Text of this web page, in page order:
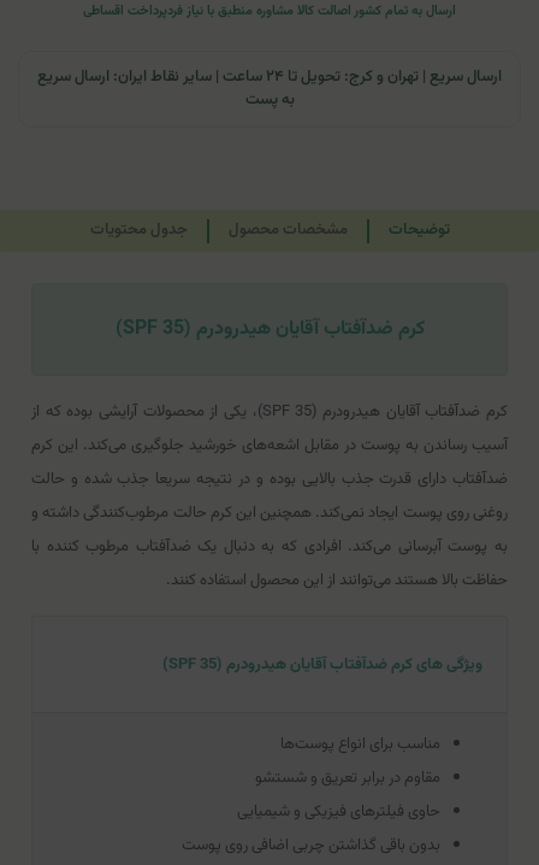
ارسال به تمام کشوراصالت کالا مشاوره منطبق با نیاز فردپرداخت اقساطی
ارسال سریع | تهران و کرج: تحویل تا ۲۴ ساعت | سایر نقاط ایران: ارسال سریع
به پست
توضیحات مشخصات محصول جدول محتویات
کرم ضدآفتاب آقایان هیدرودرم (SPF 35)
کرم ضدآفتاب آقایان هیدرودرم (SPF 35)، یکی از محصولات آرایشی بوده که از
آسیب رساندن به پوست در مقابل اشعه‌های خورشید جلوگیری می‌کند. این کرم
ضدآفتاب دارای قدرت جذب بالایی بوده و در نتیجه سریعا جذب شده و حالت
روغنی روی پوست ایجاد نمی‌کند. همچنین این کرم حالت مرطوب‌کنندگی داشته و
به پوست آبرسانی می‌کند. افرادی که به دنبال یک ضدآفتاب مرطوب کننده با
حفاظت بالا هستند می‌توانند از این محصول استفاده کنند.
ویژگی های کرم ضدآفتاب آقایان هیدرودرم (SPF 35)
مناسب برای انواع پوست‌ها
مقاوم در برابر تعریق و شستشو
حاوی فیلترهای فیزیکی و شیمیایی
بدون باقی گذاشتن چربی اضافی روی پوست